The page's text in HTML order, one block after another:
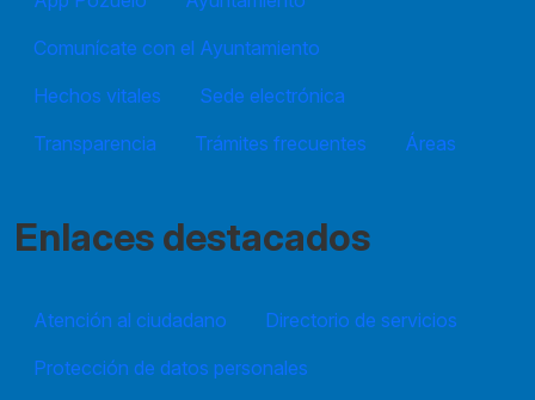
Comunícate con el Ayuntamiento
Hechos vitales
Sede electrónica
Transparencia
Trámites frecuentes Áreas
Enlaces destacados
Atención al ciudadano
Directorio de servicios
Protección de datos personales